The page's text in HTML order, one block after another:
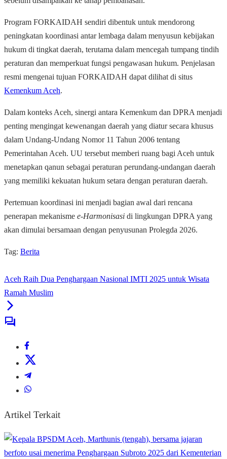
Program FORKAIDAH sendiri dibentuk untuk mendorong
peningkatan koordinasi antar lembaga dalam menyusun kebijakan
hukum di tingkat daerah, terutama dalam mencegah tumpang tindih
peraturan dan memperkuat fungsi pengawasan hukum. Penjelasan
resmi mengenai tujuan FORKAIDAH dapat dilihat di situs
Kemenkum Aceh.
Dalam konteks Aceh, sinergi antara Kemenkum dan DPRA menjadi
penting mengingat kewenangan daerah yang diatur secara khusus
dalam Undang-Undang Nomor 11 Tahun 2006 tentang
Pemerintahan Aceh. UU tersebut memberi ruang bagi Aceh untuk
menetapkan qanun sebagai peraturan perundang-undangan daerah
yang memiliki kekuatan hukum setara dengan peraturan daerah.
Pertemuan koordinasi ini menjadi bagian awal dari rencana
penerapan mekanisme e-Harmonisasi di lingkungan DPRA yang
akan dimulai bersamaan dengan penyusunan Prolegda 2026.
Tag: Berita
Aceh Raih Dua Penghargaan Nasional IMTI 2025 untuk Wisata
Ramah Muslim
Artikel Terkait